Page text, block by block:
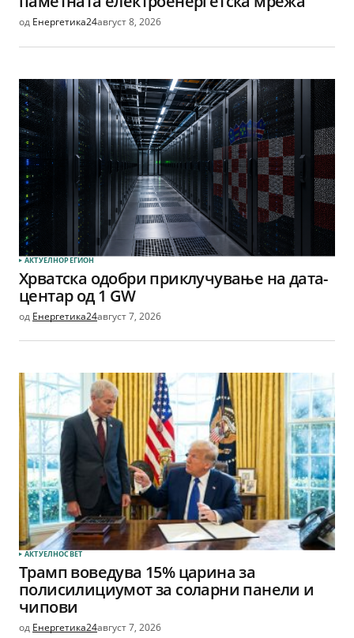
од Енергетика24август 8, 2026
АКТУЕЛНОРЕГИОН
Хрватска одобри приклучување на дата-
центар од 1 GW
од Енергетика24август 7, 2026
АКТУЕЛНОСВЕТ
Трамп воведува 15% царина за
полисилициумот за соларни панели и
чипови
од Енергетика24август 7, 2026